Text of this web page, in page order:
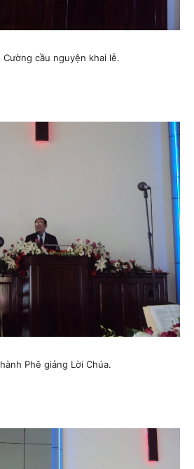
Cường cầu nguyện khai lễ.
Phê giảng Lời Chúa.